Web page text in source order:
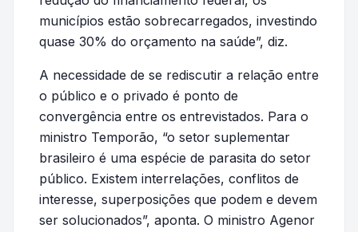
municípios estão sobrecarregados, investindo
quase 30% do orçamento na saúde”, diz.
A necessidade de se rediscutir a relação entre
o público e o privado é ponto de
convergência entre os entrevistados. Para o
ministro Temporão, “o setor suplementar
brasileiro é uma espécie de parasita do setor
público. Existem interrelações, conflitos de
interesse, superposições que podem e devem
ser solucionados”, aponta. O ministro Agenor